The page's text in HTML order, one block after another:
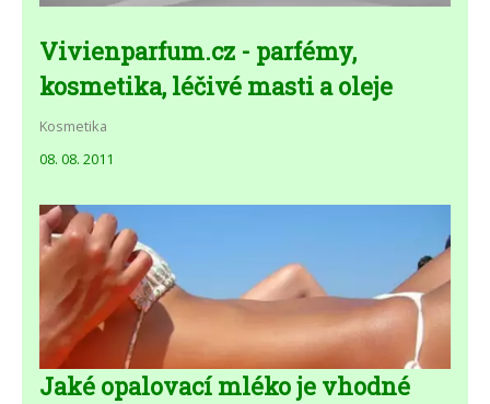
Vivienparfum.cz - parfémy,
kosmetika, léčivé masti a oleje
Kosmetika
08. 08. 2011
Jaké opalovací mléko je vhodné